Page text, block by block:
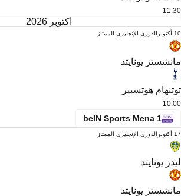
11:30
أكتوبر 2026
10 أكتوبر الدوري الإنجليزي الممتاز
مانشستر يونايتد
توتنهام هوتسبير
10:00
beIN Sports Mena 1
17 أكتوبر الدوري الإنجليزي الممتاز
ليدز يونايتد
مانشستر يونايتد